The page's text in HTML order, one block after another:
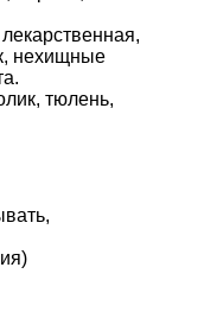
нехищные
тюлень,